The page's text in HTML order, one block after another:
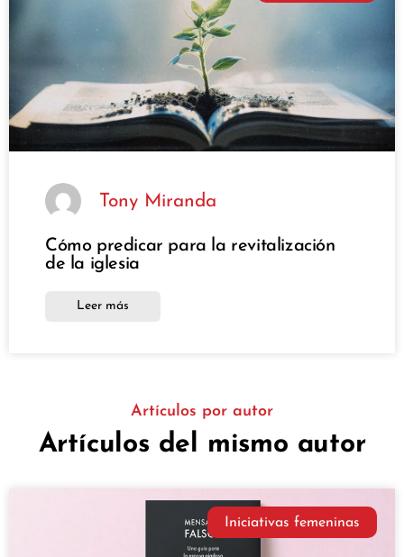
Tony Miranda
Cómo predicar para la revitalización
de la iglesia
Leer más
Artículos por autor
Artículos del mismo autor
Iniciativas femeninas